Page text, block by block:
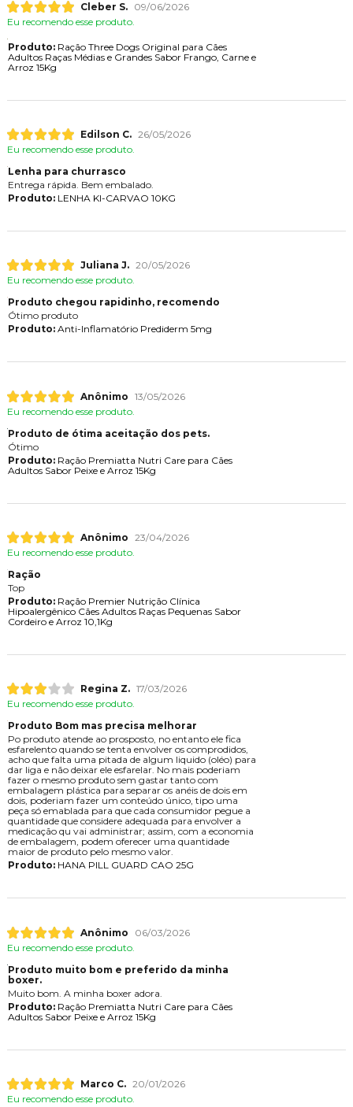
Cleber S.
09/06/2026
Eu recomendo esse produto.
Produto:Ração Three Dogs Original para Cães
Adultos Raças Médias e Grandes Sabor Frango, Carne e
Arroz 15Kg
Edilson C. 26/05/2026
Eu recomendo esse produto.
Lenha para churrasco
Entrega rápida. Bem embalado.
Produto:LENHA KI-CARVAO 10KG
Juliana J. 20/05/2026
Eu recomendo esse produto.
Produto chegou rapidinho, recomendo
Ótimo produto
Produto:Anti-Inflamatório Prediderm 5mg
Anônimo 13/05/2026
Eu recomendo esse produto.
Produto de ótima aceitação dos pets.
Ótimo
Produto:Ração Premiatta Nutri Care para Cães
Adultos Sabor Peixe e Arroz 15Kg
Anônimo 23/04/2026
Eu recomendo esse produto.
Ração
Top
Produto:Ração Premier Nutrição Clínica
Hipoalergênico Cães Adultos Raças Pequenas Sabor
Cordeiro e Arroz 10,1Kg
Regina Z. 17/03/2026
Eu recomendo esse produto.
Produto Bom mas precisa melhorar
Po produto atende ao prosposto, no entanto ele fica
esfarelento quando se tenta envolver os comprodidos,
acho que falta uma pitada de algum liquido (oléo) para
dar liga e não deixar ele esfarelar. No mais poderiam
fazer o mesmo produto sem gastar tanto com
embalagem plástica para separar os anéis de dois em
dois, poderiam fazer um conteúdo único, tipo uma
peça só emablada para que cada consumidor pegue a
quantidade que considere adequada para envolver a
medicação qu vai administrar; assim, com a economia
de embalagem, podem oferecer uma quantidade
maior de produto pelo mesmo valor.
Produto:HANA PILL GUARD CAO 25G
Anônimo
06/03/2026
Eu recomendo esse produto.
Produto muito bom e preferido da minha
boxer.
Muito bom. A minha boxer adora.
Produto:Ração Premiatta Nutri Care para Cães
Adultos Sabor Peixe e Arroz 15Kg
Marco C. 20/01/2026
Eu recomendo esse produto.